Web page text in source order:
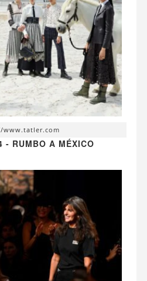
www.tatler.com
- RUMBO A MÉXICO